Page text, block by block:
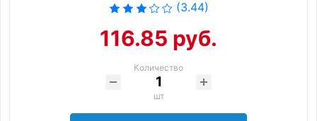
(3.44)
116.85 руб.
Количество
шт